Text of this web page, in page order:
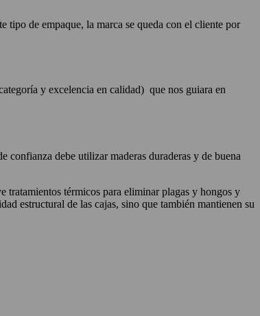
tipo de empaque, la marca se queda con el cliente por
y excelencia en calidad) que nos guiara en
confianza debe utilizar maderas duraderas y de buena
tratamientos térmicos para eliminar plagas y hongos y
estructural de las cajas, sino que también mantienen su